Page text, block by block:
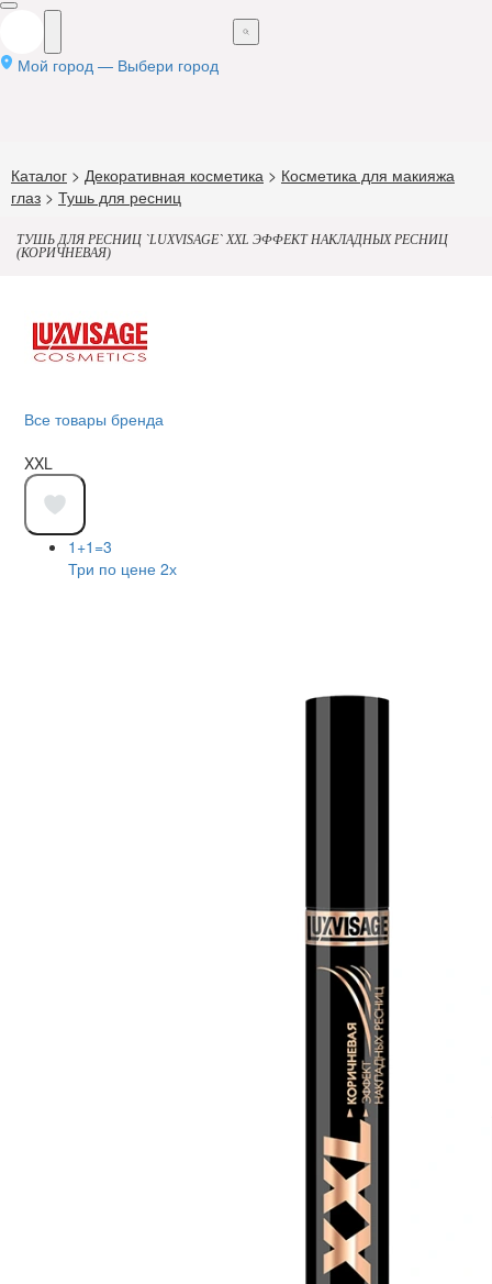
Мой город — Выбери город
Каталог > Декоративная косметика > Косметика для макияжа
глаз > Тушь для ресниц
ТУШЬ ДЛЯ РЕСНИЦ `LUXVISAGE` XXL ЭФФЕКТ НАКЛАДНЫХ РЕСНИЦ
(КОРИЧНЕВАЯ)
Все товары бренда
XXL
1+1=3
Три по цене 2х